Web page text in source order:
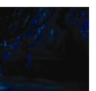
数字经济